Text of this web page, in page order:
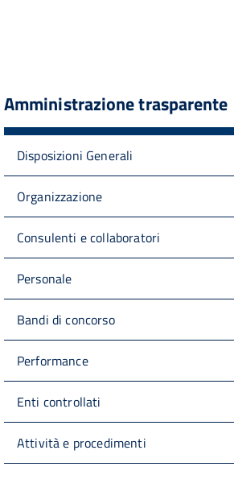
Amministrazione trasparente
Disposizioni Generali
Organizzazione
Consulenti e collaboratori
Personale
Bandi di concorso
Performance
Enti controllati
Attività e procedimenti